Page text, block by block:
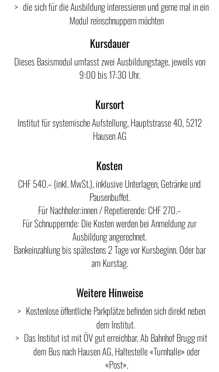
die sich für die Ausbildung interessieren und gerne mal in ein
Modul reinschnuppern möchten
Kursdauer
Dieses Basismodul umfasst zwei Ausbildungstage, jeweils von
9:00 bis 17:30 Uhr.
Kursort
Institut für systemische Aufstellung, Hauptstrasse 40, 5212
Hausen AG
Kosten
CHF 540.– (inkl. MwSt.), inklusive Unterlagen, Getränke und
Pausenbuffet.
Für Nachholer:innen / Repetierende: CHF 270.–
Für Schnuppernde: Die Kosten werden bei Anmeldung zur
Ausbildung angerechnet.
Bankeinzahlung bis spätestens 2 Tage vor Kursbeginn. Oder bar
am Kurstag.
Weitere Hinweise
Kostenlose öffentliche Parkplätze befinden sich direkt neben
dem Institut.
Das Institut ist mit ÖV gut erreichbar. Ab Bahnhof Brugg mit
dem Bus nach Hausen AG, Haltestelle «Turnhalle» oder
«Post».